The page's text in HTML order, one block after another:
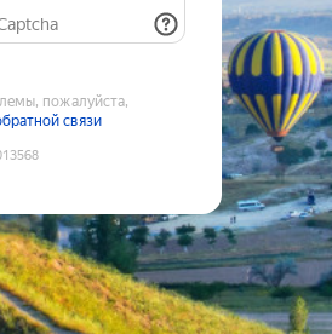
пожалуйста,
связи